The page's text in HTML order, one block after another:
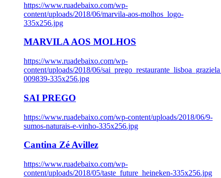
https://www.ruadebaixo.com/wp-
content/uploads/2018/06/marvila-aos-molhos_logo-
335x256.jpg
MARVILA AOS MOLHOS
https://www.ruadebaixo.com/wp-
content/uploads/2018/06/
009839-335x256.jpg
SAI PREGO
https://www.ruadebaixo.com/wp-content/uploads/2018/06/9-
sumos-naturais-e-vinho-335x256.jpg
Cantina Zé Avillez
https://www.ruadebaixo.com/wp-
content/uploads/2018/05/taste_future_heineken-335x256.jpg